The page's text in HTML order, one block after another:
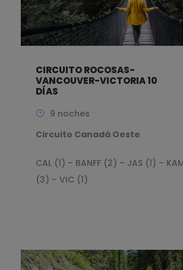
CIRCUITO ROCOSAS-
VANCOUVER-VICTORIA 10
DÍAS
9 noches
Circuito Canadá Oeste
CAL (1) – BANFF (2) – JAS (1) –
(3) – VIC (1)